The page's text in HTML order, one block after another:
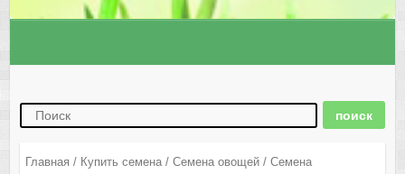
Главная / Купить семена/ Семена овощей/ Семена